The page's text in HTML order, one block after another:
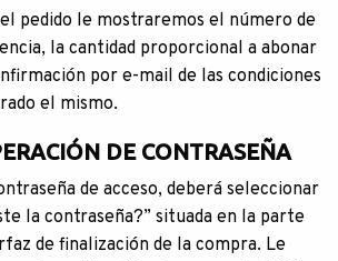
pedido le mostraremos el número de
la cantidad proporcional a abonar
por e-mail de las condiciones
el mismo.
DE CONTRASEÑA
de acceso, deberá seleccionar
la contraseña?” situada en la parte
de finalización de la compra. Le